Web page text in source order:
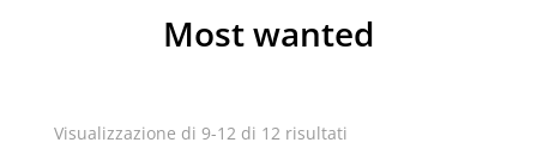
Most wanted
Visualizzazione di 9-12 di 12 risultati